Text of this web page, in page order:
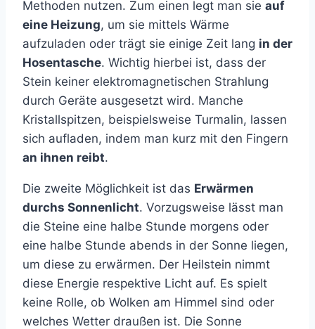
Methoden nutzen. Zum einen legt man sie auf
eine Heizung, um sie mittels Wärme
aufzuladen oder trägt sie einige Zeit lang in der
Hosentasche. Wichtig hierbei ist, dass der
Stein keiner elektromagnetischen Strahlung
durch Geräte ausgesetzt wird. Manche
Kristallspitzen, beispielsweise Turmalin, lassen
sich aufladen, indem man kurz mit den Fingern
an ihnen reibt.
Die zweite Möglichkeit ist das Erwärmen
durchs Sonnenlicht. Vorzugsweise lässt man
die Steine eine halbe Stunde morgens oder
eine halbe Stunde abends in der Sonne liegen,
um diese zu erwärmen. Der Heilstein nimmt
diese Energie respektive Licht auf. Es spielt
keine Rolle, ob Wolken am Himmel sind oder
welches Wetter draußen ist. Die Sonne